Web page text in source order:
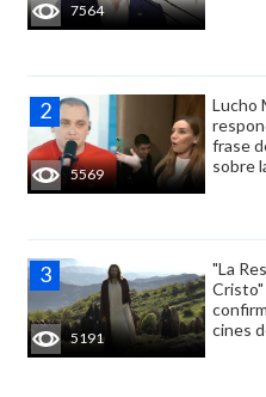
7564
5569
Lucho
frase
sobre
5191
"La
Cristo"
cines